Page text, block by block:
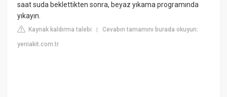
saat suda beklettikten sonra, beyaz yıkama programında
yıkayın.
Kaynak kaldırma talebi |Cevabın tamamını burada okuyun:
yeniakit.com.tr